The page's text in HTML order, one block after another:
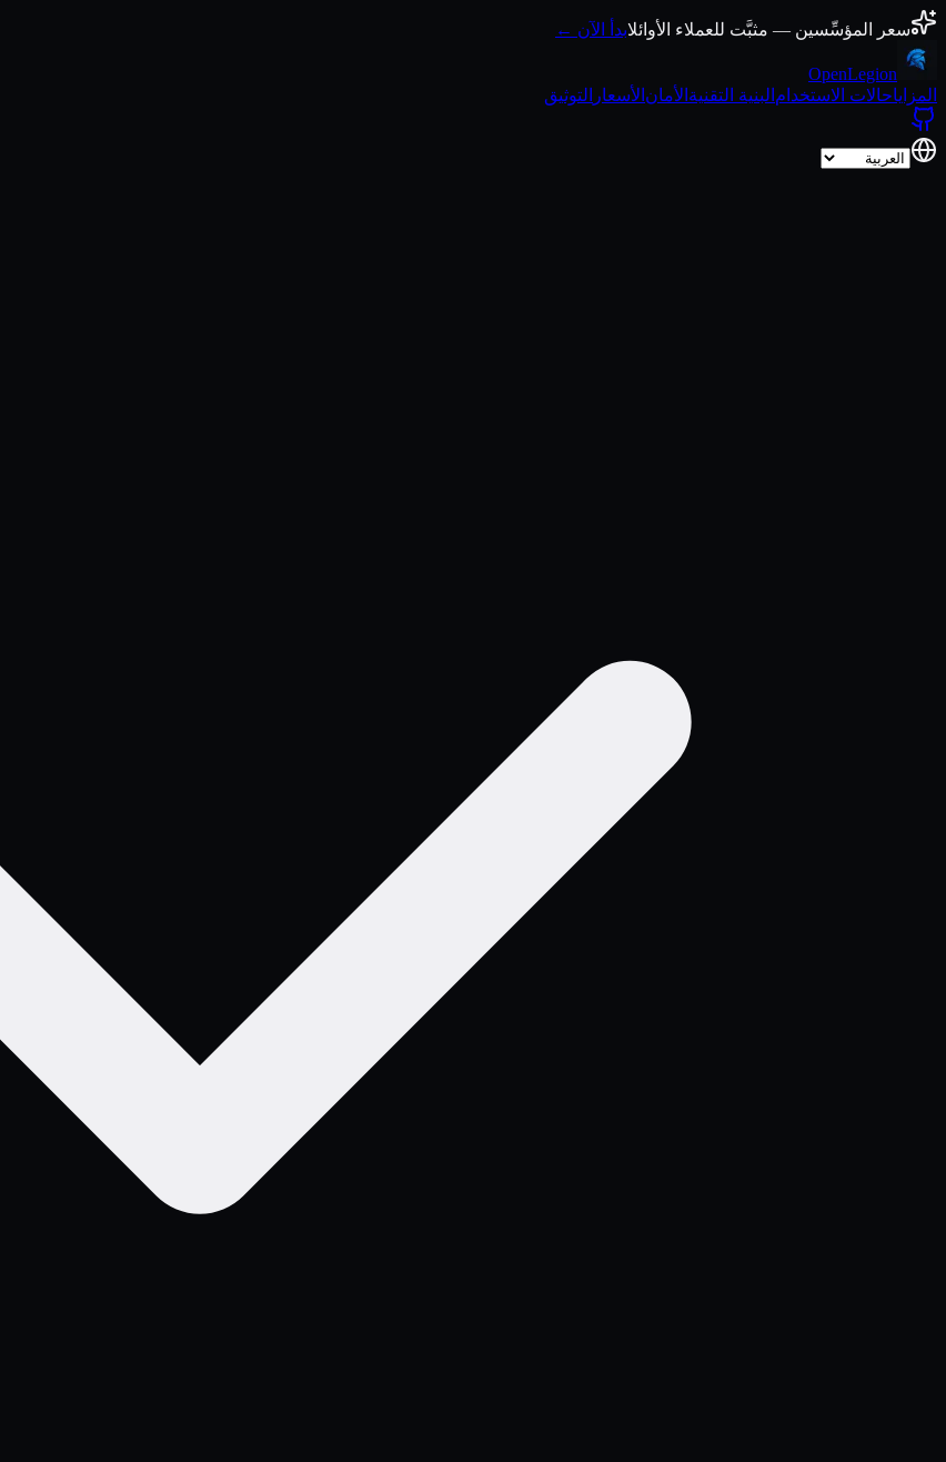
انتقل إلى المحتوى
سعر المؤسِّسين — مثبَّت للعملاء الأوائلابدأ الآن ←
OpenLegion
المزاياحالات الاستخدام البنية التقنية الأمان الأسعار التوثيق